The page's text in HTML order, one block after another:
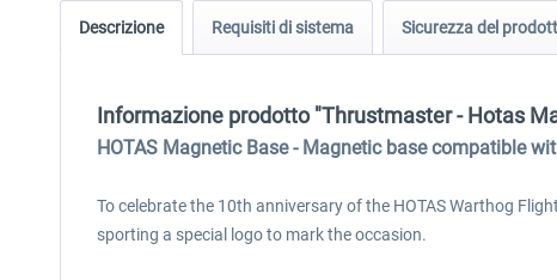
Descrizione Requisiti di sistema Sicurezza del
Informazione prodotto "Thrustmaster - Hotas
HOTAS Magnetic Base - Magnetic base compatible
To celebrate the 10th anniversary of the HOTAS Warthog
sporting a special logo to mark the occasion.